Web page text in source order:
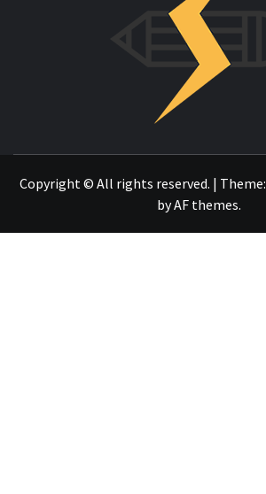
Copyright © All rights reserved. | Theme:
byAF themes.